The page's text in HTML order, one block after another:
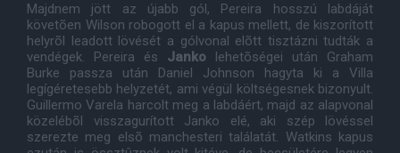
Majdnem jött az újabb gól, Pereira hosszú labdáját
követõen Wilson robogott el a kapus mellett, de kiszorított
helyrõl leadott lövését a gólvonal elõtt tisztázni tudták a
vendégek. Pereira és Janko lehetõségei után Graham
Burke passza után Daniel Johnson hagyta ki a Villa
legígéretesebb helyzetét, ami végül költségesnek bizonyult.
Guillermo Varela harcolt meg a labdáért, majd az alapvonal
közelébõl visszagurított Janko elé, aki szép lövéssel
szerezte meg elsõ manchesteri találatát. Watkins kapus